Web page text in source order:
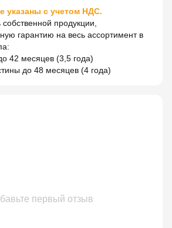
указаны с учетом НДС.
собственной продукции,
гарантию на весь ассортимент в
42 месяцев (3,5 года)
до 48 месяцев (4 года)
первый отзыв